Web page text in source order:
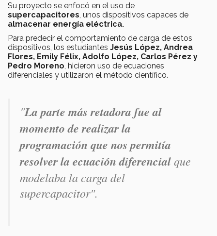
Su proyecto se enfocó en el uso de
supercapacitores , unos dispositivos capaces de
almacenar energía eléctrica.
Para predecir el comportamiento de carga de estos
dispositivos, los estudiantes Jesús López, Andrea
Flores, Emily Félix, Adolfo López, Carlos Pérez y
Pedro Moreno , hicieron uso de ecuaciones
diferenciales y utilizaron el método científico.
"La parte más retadora fue al
momento de realizar la
programación que nos permitía
resolver la ecuación diferencialque
modelaba la carga del
supercapacitor".